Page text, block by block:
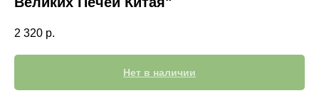
2 320 р.
Нет в наличии